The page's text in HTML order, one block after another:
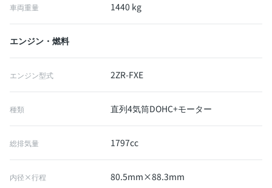
車両重量 1440 kg
エンジン・燃料
エンジン型式 2ZR-FXE
種類 直列4気筒DOHC+モーター
総排気量 1797cc
内径×行程 80.5mm×88.3mm